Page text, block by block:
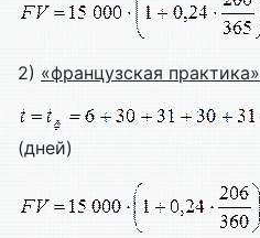
2) «французская практика»
(дней)